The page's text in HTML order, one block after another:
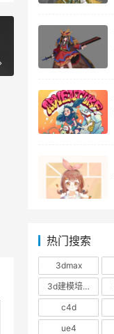
热门搜索
3dmax
3d建模培训班
c4d
ue4